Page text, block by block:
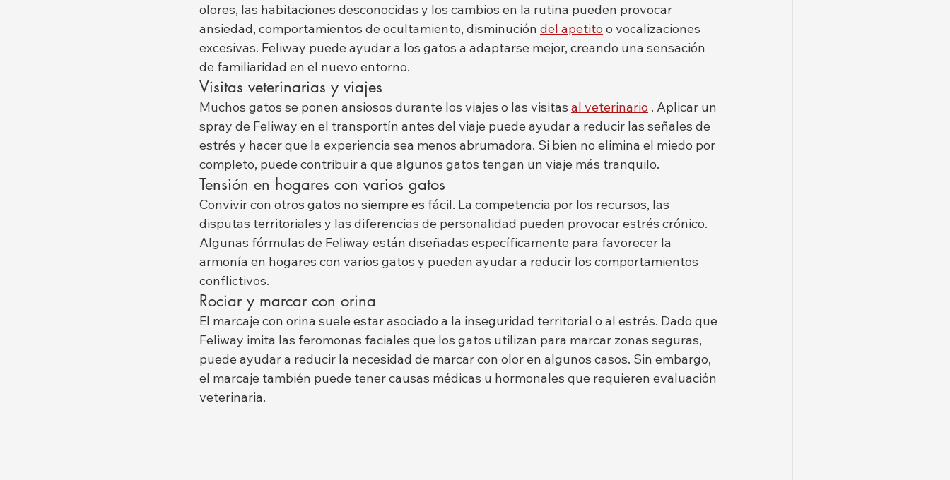
olores, las habitaciones desconocidas y los cambios en la rutina pueden provocar
ansiedad, comportamientos de ocultamiento, disminución del apetito o vocalizaciones
excesivas. Feliway puede ayudar a los gatos a adaptarse mejor, creando una sensación
de familiaridad en el nuevo entorno.
Visitas veterinarias y viajes
Muchos gatos se ponen ansiosos durante los viajes o las visitas al veterinario . Aplicar un
spray de Feliway en el transportín antes del viaje puede ayudar a reducir las señales de
estrés y hacer que la experiencia sea menos abrumadora. Si bien no elimina el miedo por
completo, puede contribuir a que algunos gatos tengan un viaje más tranquilo.
Tensión en hogares con varios gatos
Convivir con otros gatos no siempre es fácil. La competencia por los recursos, las
disputas territoriales y las diferencias de personalidad pueden provocar estrés crónico.
Algunas fórmulas de Feliway están diseñadas específicamente para favorecer la
armonía en hogares con varios gatos y pueden ayudar a reducir los comportamientos
conflictivos.
Rociar y marcar con orina
El marcaje con orina suele estar asociado a la inseguridad territorial o al estrés. Dado que
Feliway imita las feromonas faciales que los gatos utilizan para marcar zonas seguras,
puede ayudar a reducir la necesidad de marcar con olor en algunos casos. Sin embargo,
el marcaje también puede tener causas médicas u hormonales que requieren evaluación
veterinaria.